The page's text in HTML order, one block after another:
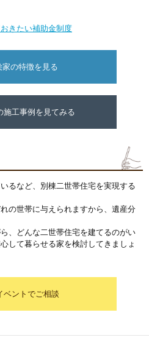
きたい補助金制度
家の特徴を見る
施工事例を見てみる
るなど、別棟二世帯住宅を実現する
の世帯に与えられますから、遺産分
、どんな二世帯住宅を建てるのがい
して暮らせる家を検討してきましょ
ベントでご相談